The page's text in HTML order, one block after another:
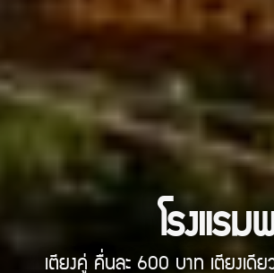
โรงแร
เตียงคู่ คื่นละ 600 บาท เตียงเดี